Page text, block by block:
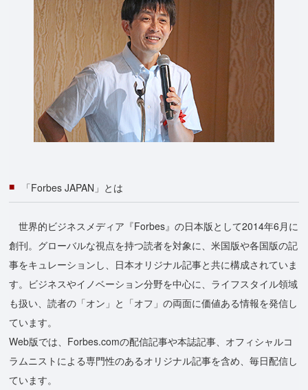
「Forbes JAPAN」とは
世界的ビジネスメディア『Forbes』の日本版として2014年6月に
創刊。グローバルな視点を持つ読者を対象に、米国版や各国版の記
事をキュレーションし、日本オリジナル記事と共に構成されていま
す。ビジネスやイノベーション分野を中心に、ライフスタイル領域
も扱い、読者の「オン」と「オフ」の両面に価値ある情報を発信し
ています。
Web版では、Forbes.comの配信記事や本誌記事、オフィシャルコ
ラムニストによる専門性のあるオリジナル記事を含め、毎日配信し
ています。